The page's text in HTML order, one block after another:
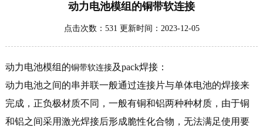
质
资
讯
系
我
们
动力电池模组的铜带软连接
点击次数：531 更新时间：2023-12-05
动力电池模组的铜带软连接及pack焊接：
动力电池之间的串并联一般通过连接片与单体电池的焊接来
完成，正负极材质不同，一般有铜和铝两种种材质，由于铜
和铝之间采用激光焊接后形成脆性化合物，无法满足使用要